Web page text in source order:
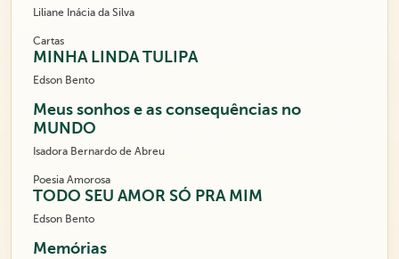
Liliane Inácia da Silva
Cartas
MINHA LINDA TULIPA
Edson Bento
Meus sonhos e as consequências no
MUNDO
Isadora Bernardo de Abreu
Poesia Amorosa
TODO SEU AMOR SÓ PRA MIM
Edson Bento
Memórias